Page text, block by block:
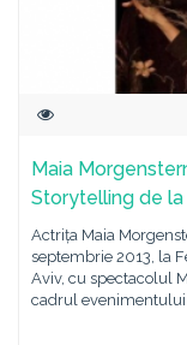
Maia
Storytelling de la
Actrița Maia
septembrie 2013, la
Aviv, cu spectacolul
cadrul evenimentului